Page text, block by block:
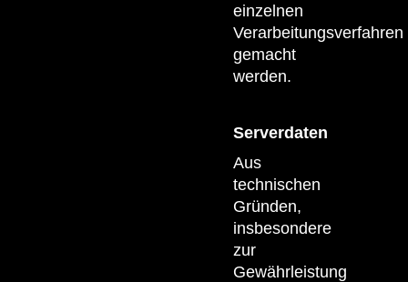
einzelnen
Verarbeitungsverfahren
gemacht
werden.
Serverdaten
Aus
technischen
Gründen,
insbesondere
zur
Gewährleistung